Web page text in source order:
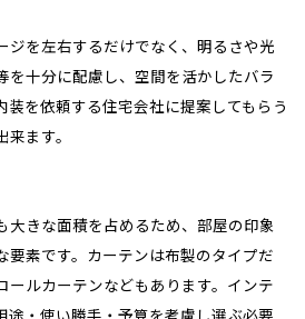
ジを左右するだけでなく、明るさや光
を十分に配慮し、空間を活かしたバラ
装を依頼する住宅会社に提案してもらう
ます。
大きな面積を占めるため、部屋の印象
要素です。カーテンは布製のタイプだ
ールカーテンなどもあります。インテ